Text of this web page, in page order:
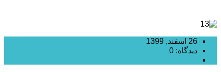
26 اسفند, 1399
دیدگاه: 0